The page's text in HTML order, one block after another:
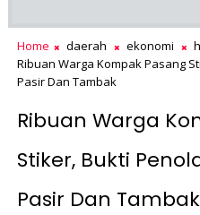
Home daerah ekonomi
Ribuan Warga Kompak Pasang
Pasir Dan Tambak
Ribuan Warga
Stiker, Bukti
Pasir Dan Tambak